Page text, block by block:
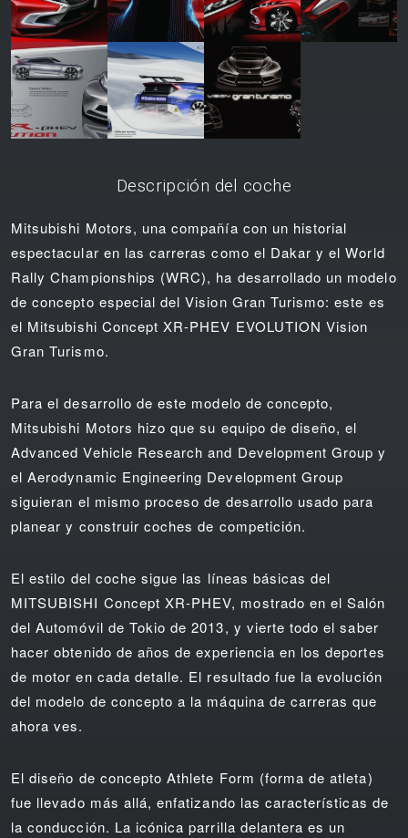
Descripción del coche
Mitsubishi Motors, una compañía con un historial
espectacular en las carreras como el Dakar y el World
Rally Championships (WRC), ha desarrollado un modelo
de concepto especial del Vision Gran Turismo: este es
el Mitsubishi Concept XR-PHEV EVOLUTION Vision
Gran Turismo.
Para el desarrollo de este modelo de concepto,
Mitsubishi Motors hizo que su equipo de diseño, el
Advanced Vehicle Research and Development Group y
el Aerodynamic Engineering Development Group
siguieran el mismo proceso de desarrollo usado para
planear y construir coches de competición.
El estilo del coche sigue las líneas básicas del
MITSUBISHI Concept XR-PHEV, mostrado en el Salón
del Automóvil de Tokio de 2013, y vierte todo el saber
hacer obtenido de años de experiencia en los deportes
de motor en cada detalle. El resultado fue la evolución
del modelo de concepto a la máquina de carreras que
ahora ves.
El diseño de concepto Athlete Form (forma de atleta)
fue llevado más allá, enfatizando las características de
la conducción. La icónica parrilla delantera es un